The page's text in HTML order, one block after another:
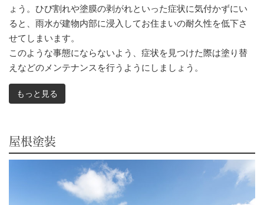
ょう。ひび割れや塗膜の剥がれといった症状に気付かずにい
ると、雨水が建物内部に浸入してお住まいの耐久性を低下さ
せてしまいます。
このような事態にならないよう、症状を見つけた際は塗り替
えなどのメンテナンスを行うようにしましょう。
もっと見る
屋根塗装